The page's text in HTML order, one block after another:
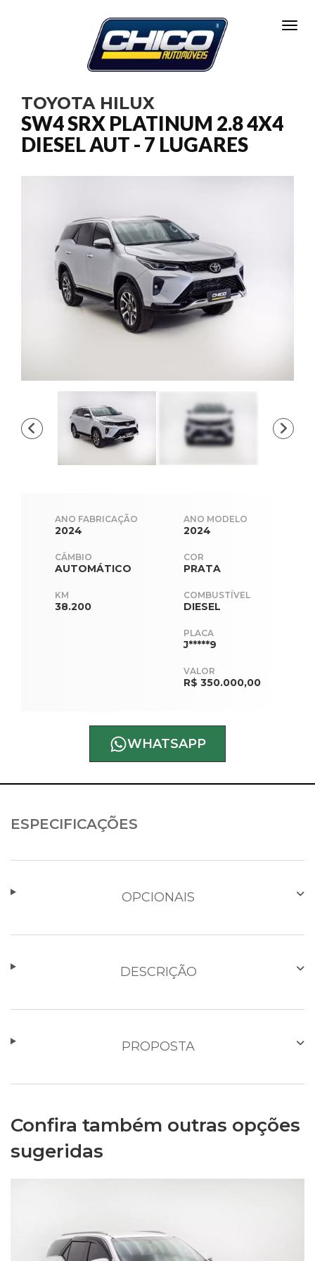
TOYOTA HILUX
SW4 SRX PLATINUM 2.8 4X4
DIESEL AUT - 7 LUGARES
ANO FABRICAÇÃO
2024
CÂMBIO
AUTOMÁTICO
KM
38.200
ANO MODELO
2024
COR
PRATA
COMBUSTÍVEL
DIESEL
PLACA
J*****9
VALOR
R$ 350.000,00
WHATSAPP
ESPECIFICAÇÕES
OPCIONAIS
DESCRIÇÃO
PROPOSTA
Confira também outras opções
sugeridas